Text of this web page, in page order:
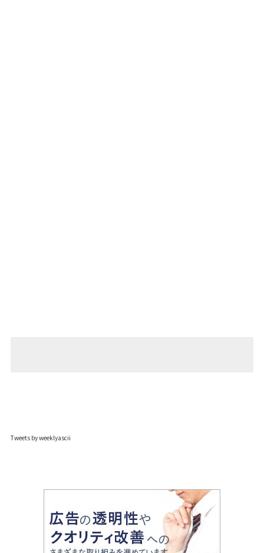
Tweets by weeklyascii